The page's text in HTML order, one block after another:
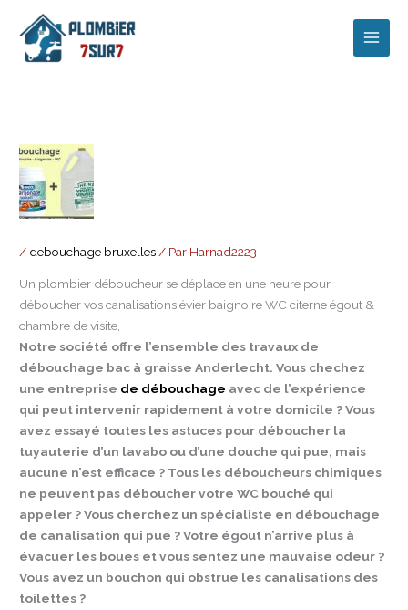
contenu
/ debouchage bruxelles / Par Harnad2223
Un plombier déboucheur se déplace en une heure pour
déboucher vos canalisations évier baignoire WC citerne égout &
chambre de visite,
Notre société offre l’ensemble des travaux de
débouchage bac à graisse Anderlecht. Vous chechez
une entreprise de débouchage avec de l’expérience
qui peut intervenir rapidement à votre domicile ? Vous
avez essayé toutes les astuces pour déboucher la
tuyauterie d’un lavabo ou d’une douche qui pue, mais
aucune n’est efficace ? Tous les déboucheurs chimiques
ne peuvent pas déboucher votre WC bouché qui
appeler ? Vous cherchez un spécialiste en débouchage
de canalisation qui pue ? Votre égout n’arrive plus à
évacuer les boues et vous sentez une mauvaise odeur ?
Vous avez un bouchon qui obstrue les canalisations des
toilettes ?